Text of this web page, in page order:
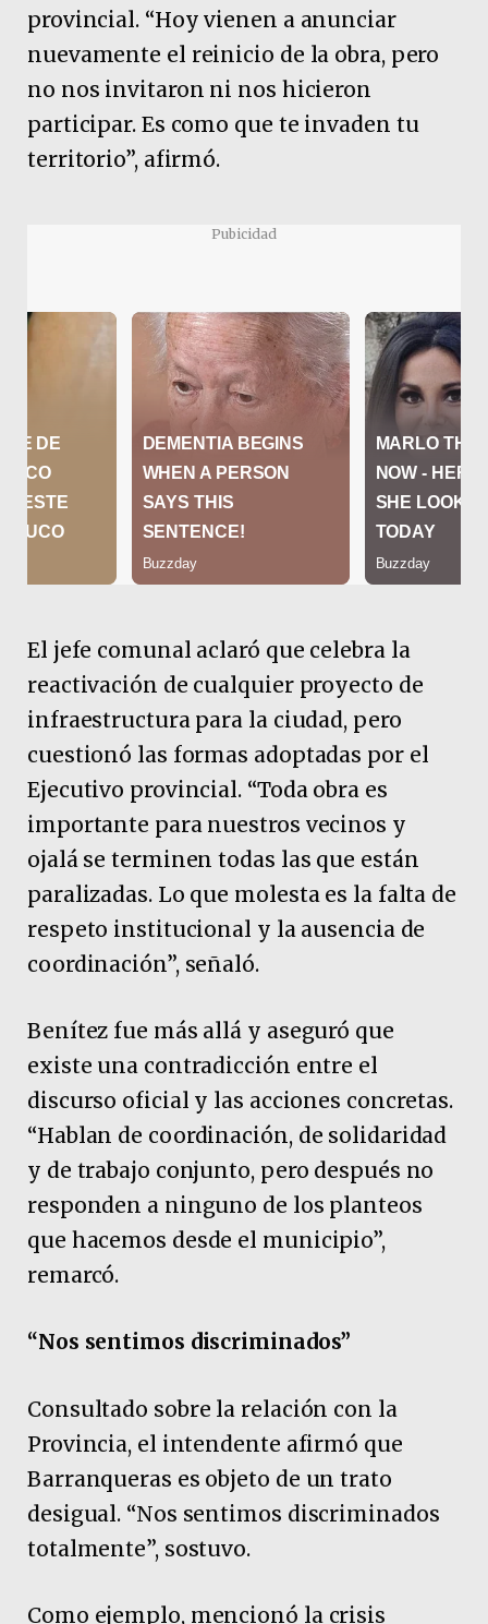
provincial. “Hoy vienen a anunciar
nuevamente el reinicio de la obra, pero
no nos invitaron ni nos hicieron
participar. Es como que te invaden tu
territorio”, afirmó.
Pubicidad
El jefe comunal aclaró que celebra la
reactivación de cualquier proyecto de
infraestructura para la ciudad, pero
cuestionó las formas adoptadas por el
Ejecutivo provincial. “Toda obra es
importante para nuestros vecinos y
ojalá se terminen todas las que están
paralizadas. Lo que molesta es la falta de
respeto institucional y la ausencia de
coordinación”, señaló.
Benítez fue más allá y aseguró que
existe una contradicción entre el
discurso oficial y las acciones concretas.
“Hablan de coordinación, de solidaridad
y de trabajo conjunto, pero después no
responden a ninguno de los planteos
que hacemos desde el municipio”,
remarcó.
“Nos sentimos discriminados”
Consultado sobre la relación con la
Provincia, el intendente afirmó que
Barranqueras es objeto de un trato
desigual. “Nos sentimos discriminados
totalmente”, sostuvo.
Como ejemplo, mencionó la crisis